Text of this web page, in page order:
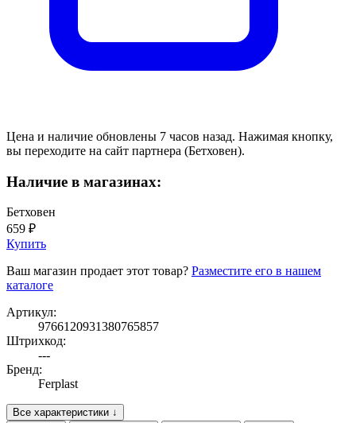
Цена и наличие обновлены 7 часов назад. Нажимая кнопку,
вы переходите на сайт партнера (Бетховен).
Наличие в магазинах:
Бетховен
659 ₽
Купить
Ваш магазин продает этот товар? Разместите его в нашем
каталоге
Артикул:
9766120931380765857
Штрихкод:
---
Бренд:
Ferplast
Все характеристики ↓